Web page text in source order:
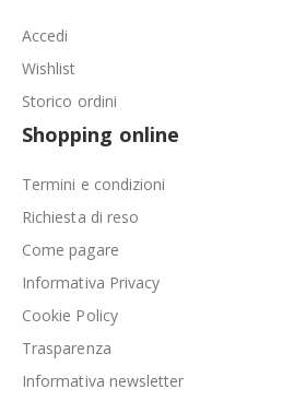
Accedi
Wishlist
Storico ordini
Shopping online
Termini e condizioni
Richiesta di reso
Come pagare
Informativa Privacy
Cookie Policy
Trasparenza
Informativa newsletter